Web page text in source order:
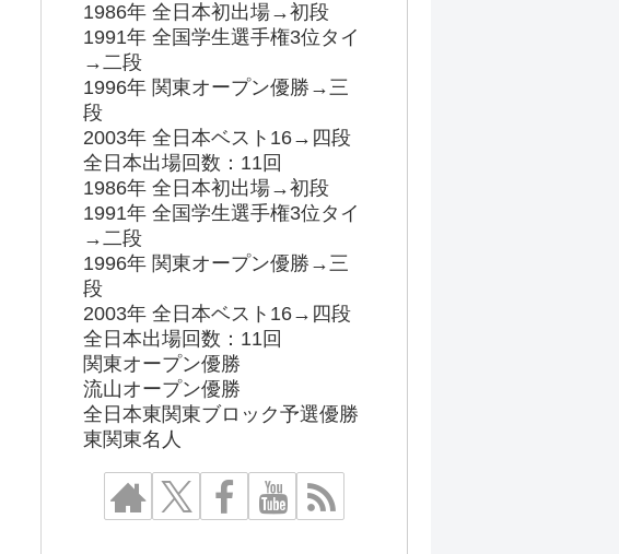
1986年 全日本初出場→初段
1991年 全国学生選手権3位タイ
→二段
1996年 関東オープン優勝→三
段
2003年 全日本ベスト16→四段
全日本出場回数：11回
1986年 全日本初出場→初段
1991年 全国学生選手権3位タイ
→二段
1996年 関東オープン優勝→三
段
2003年 全日本ベスト16→四段
全日本出場回数：11回
関東オープン優勝
流山オープン優勝
全日本東関東ブロック予選優勝
東関東名人